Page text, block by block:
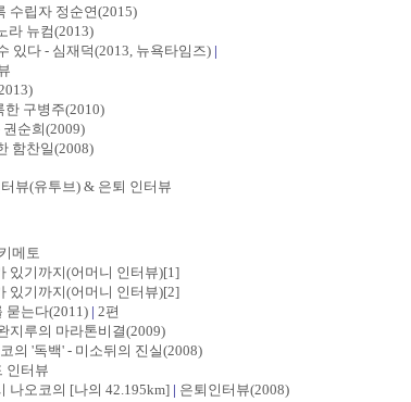
수립자 정순연(2015)
라 뉴컴(2013)
있다 - 심재덕(2013, 뉴욕타임즈) |
한 구병주(2010)
순희(2009)
함찬일(2008)
뷰(유투브) & 은퇴 인터뷰
메토
있기까지(어머니 인터뷰)[1]
있기까지(어머니 인터뷰)[2]
묻는다(2011) | 2편
지루의 마라톤비결(2009)
의 '독백' - 미소뒤의 진실(2008)
인터뷰
나오코의 [나의 42.195km] | 은퇴인터뷰(2008)